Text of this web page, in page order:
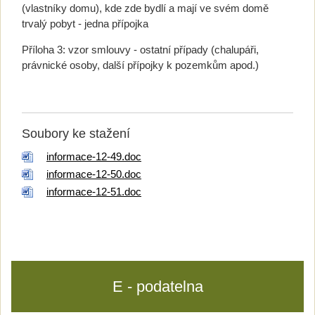
(vlastníky domu), kde zde bydlí a mají ve svém domě
trvalý pobyt - jedna přípojka
Příloha 3: vzor smlouvy - ostatní případy (chalupáři,
právnické osoby, další přípojky k pozemkům apod.)
Soubory ke stažení
informace-12-49.doc
informace-12-50.doc
informace-12-51.doc
E - podatelna